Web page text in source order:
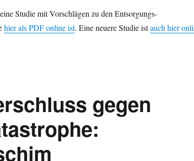
Studie mit Vorschlägen zu den Entsorgungs-
hier als PDF online ist. Eine neuere Studie istauch hier
gegen